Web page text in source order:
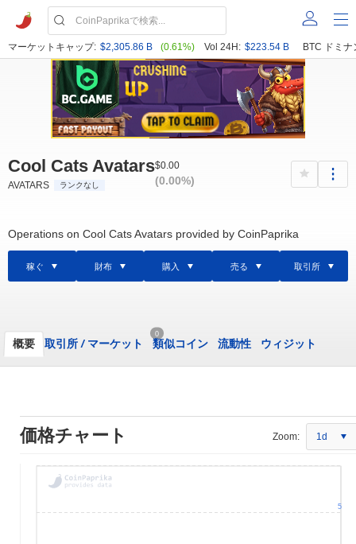
マーケットキャップ: $2,305.86 B (0.61%) Vol 24H: $223.54 B BTC ドミナ
Cool Cats Avatars
AVATARS ランクなし
$0.00
(0.00%)
Operations on Cool Cats Avatars provided by CoinPaprika
稼ぐ 財布 購入 売る 取引所
概要 取引所 /マーケット
0
類似コイン 流動性 ウィジット
価格チャート Zoom: 1d
5